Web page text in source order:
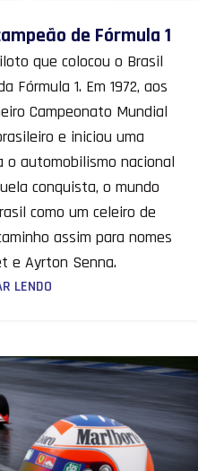
de Fórmula 1
que colocou o Brasil
1. Em 1972, aos
Campeonato Mundial
e iniciou uma
automobilismo nacional
conquista, o mundo
como um celeiro de
assim para nomes
e Ayrton Senna.
LENDO